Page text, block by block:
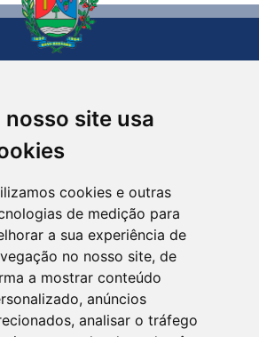
nosso site usa
cookies e outras
de medição para
a sua experiência de
no nosso site, de
a mostrar conteúdo
anúncios
analisar o tráfego
8h às 11h30min (manhã);
17h (tarde)
505 - Bairro Centro - CEP: 95340-